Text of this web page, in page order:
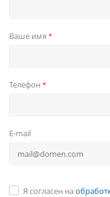
Ваше имя *
Телефон *
E-mail
Я согласен на